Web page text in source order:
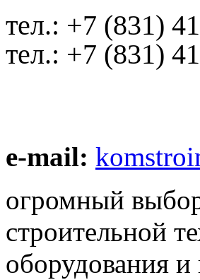
тел.: +7 (831)
тел.: +7 (831)
e-mail:
огромный
строительной
оборудования